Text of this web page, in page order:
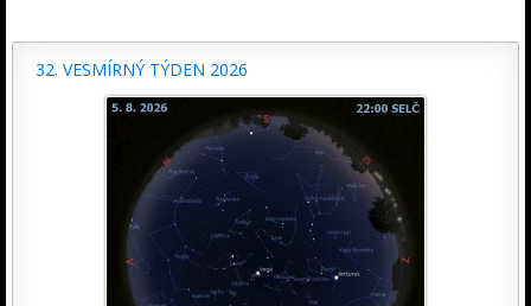
32. VESMÍRNÝ TÝDEN 2026